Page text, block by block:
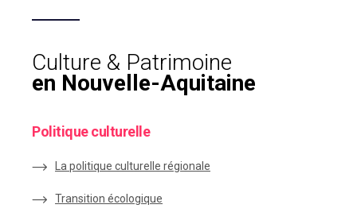
Culture & Patrimoine
en Nouvelle-Aquitaine
Politique culturelle
La politique culturelle régionale
Transition écologique